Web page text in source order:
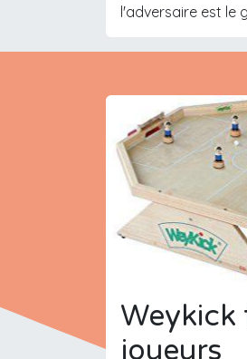
l'adversaire est le
joueurs